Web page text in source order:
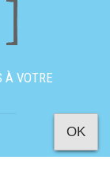
À VOTRE
OK